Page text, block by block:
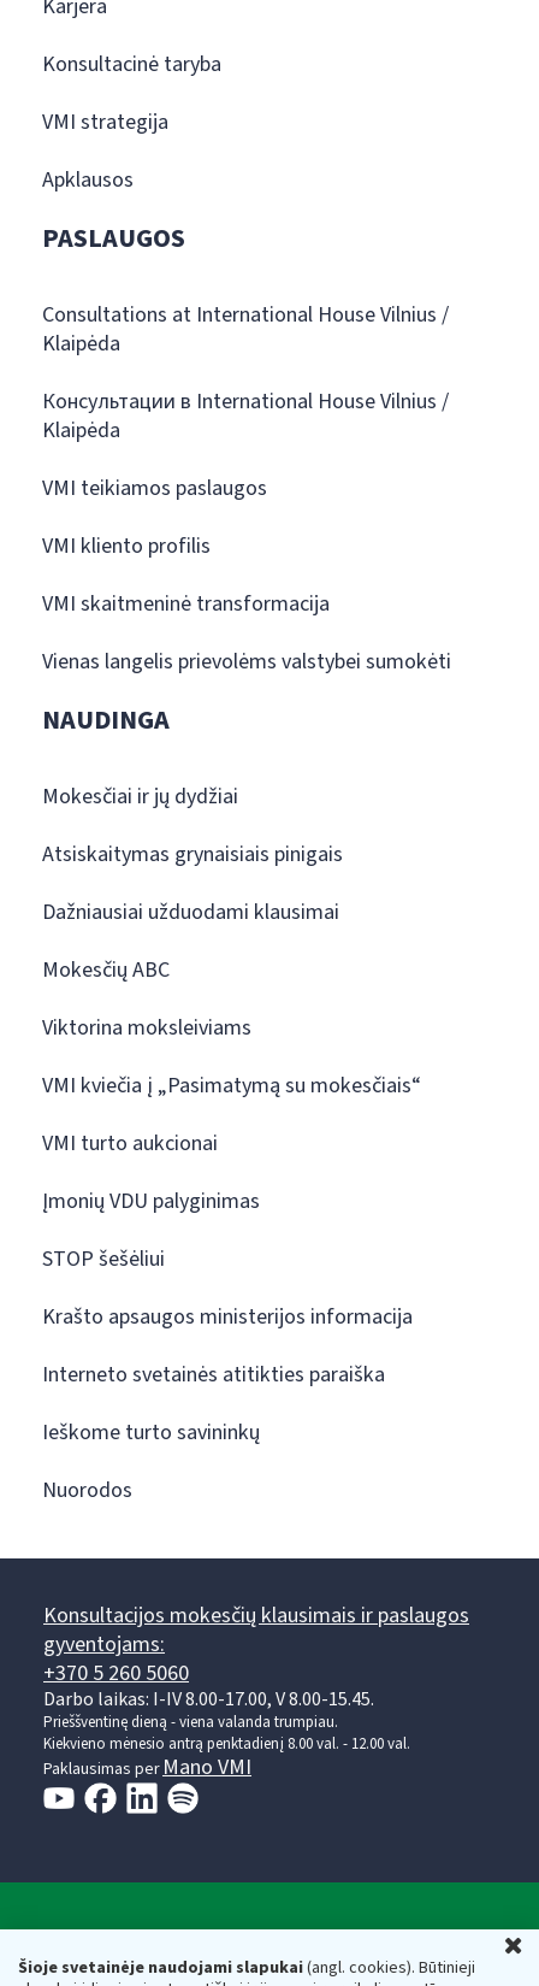
Šioje svetainėje naudojami slapukai(angl. cookies). Būtinieji
Karjera
Konsultacinė taryba
VMI strategija
Apklausos
PASLAUGOS
Consultations at International House Vilnius /
Klaipėda
Консультации в International House Vilnius /
Klaipėda
VMI teikiamos paslaugos
VMI kliento profilis
VMI skaitmeninė transformacija
Vienas langelis prievolėms valstybei sumokėti
NAUDINGA
Mokesčiai ir jų dydžiai
Atsiskaitymas grynaisiais pinigais
Dažniausiai užduodami klausimai
Mokesčių ABC
Viktorina moksleiviams
VMI kviečia į „Pasimatymą su mokesčiais“
VMI turto aukcionai
Įmonių VDU palyginimas
STOP šešėliui
Krašto apsaugos ministerijos informacija
Interneto svetainės atitikties paraiška
Ieškome turto savininkų
Nuorodos
Konsultacijos mokesčių klausimais ir paslaugos
gyventojams:
+370 5 260 5060
Darbo laikas: I-IV 8.00-17.00, V 8.00-15.45.
Prieššventinę dieną - viena valanda trumpiau.
Kiekvieno mėnesio antrą penktadienį 8.00 val. - 12.00 val.
Paklausimas per Mano VMI
Respublikos finansų ministerijos